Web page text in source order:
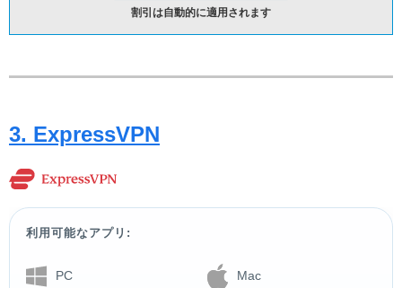
割引は自動的に適用されます
3. ExpressVPN
利用可能なアプリ:
PC Mac